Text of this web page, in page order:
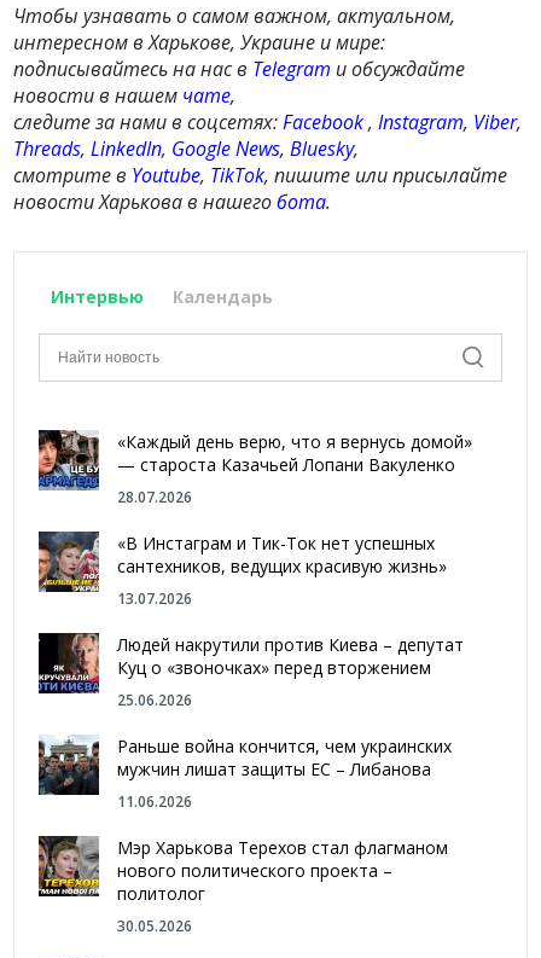
Чтобы узнавать о самом важном, актуальном,
интересном в Харькове, Украине и мире:
подписывайтесь на нас в Telegram и обсуждайте
новости в нашем чате,
следите за нами в соцсетях:Facebook,Instagram, Viber,
Threads,LinkedIn, Google News,Bluesky,
смотрите в Youtube, TikTok, пишите или присылайте
новости Харькова в нашегобота.
Интервью Календарь
«Каждый день верю, что я вернусь домой»
— староста Казачьей Лопани Вакуленко
28.07.2026
«В Инстаграм и Тик-Ток нет успешных
сантехников, ведущих красивую жизнь»
13.07.2026
Людей накрутили против Киева – депутат
Куц о «звоночках» перед вторжением
25.06.2026
Раньше война кончится, чем украинских
мужчин лишат защиты ЕС – Либанова
11.06.2026
Мэр Харькова Терехов стал флагманом
нового политического проекта –
политолог
30.05.2026